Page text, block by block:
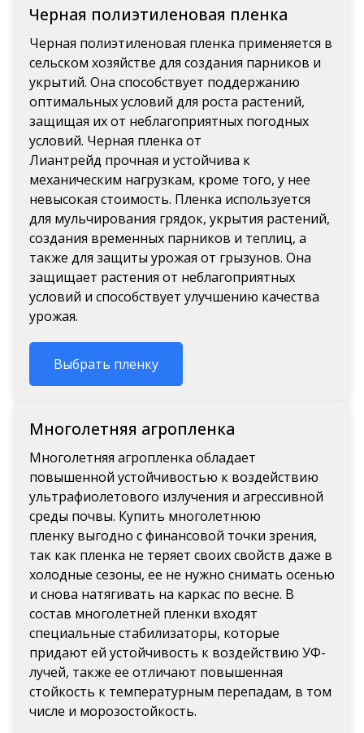
Черная полиэтиленовая пленка
Черная полиэтиленовая пленка применяется в
сельском хозяйстве для создания парников и
укрытий. Она способствует поддержанию
оптимальных условий для роста растений,
защищая их от неблагоприятных погодных
условий. Черная пленка от
Лиантрейд прочная и устойчива к
механическим нагрузкам, кроме того, у нее
невысокая стоимость. Пленка используется
для мульчирования грядок, укрытия растений,
создания временных парников и теплиц, а
также для защиты урожая от грызунов. Она
защищает растения от неблагоприятных
условий и способствует улучшению качества
урожая.
Выбрать пленку
Многолетняя агропленка
Многолетняя агропленка обладает
повышенной устойчивостью к воздействию
ультрафиолетового излучения и агрессивной
среды почвы. Купить многолетнюю
пленку выгодно с финансовой точки зрения,
так как пленка не теряет своих свойств даже в
холодные сезоны, ее не нужно снимать осенью
и снова натягивать на каркас по весне. В
состав многолетней пленки входят
специальные стабилизаторы, которые
придают ей устойчивость к воздействию УФ-
лучей, также ее отличают повышенная
стойкость к температурным перепадам, в том
числе и морозостойкость.